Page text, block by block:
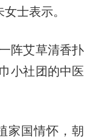
士表示。
阵艾草清香扑
小社团的中医
国情怀，朝